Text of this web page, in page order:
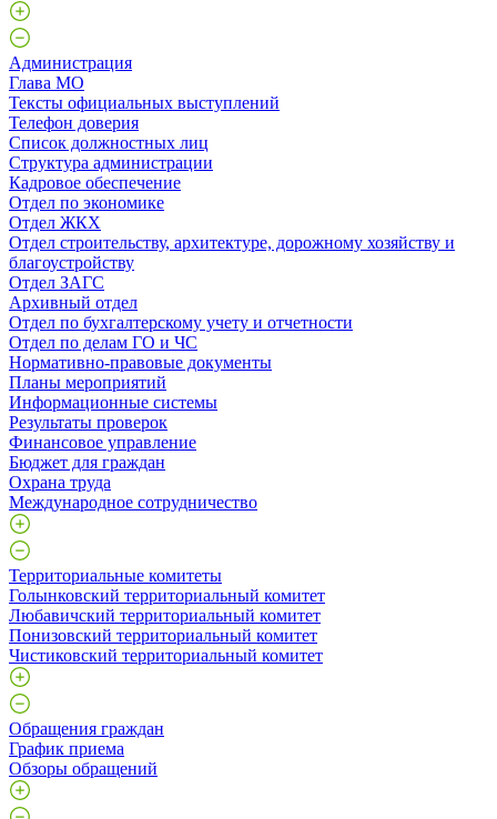
Администрация
Глава МО
Тексты официальных выступлений
Телефон доверия
Список должностных лиц
Структура администрации
Кадровое обеспечение
Отдел по экономике
Отдел ЖКХ
Отдел строительству, архитектуре, дорожному хозяйству и
благоустройству
Отдел ЗАГС
Архивный отдел
Отдел по бухгалтерскому учету и отчетности
Отдел по делам ГО и ЧС
Нормативно-правовые документы
Планы мероприятий
Информационные системы
Результаты проверок
Финансовое управление
Бюджет для граждан
Охрана труда
Международное сотрудничество
Территориальные комитеты
Голынковский территориальный комитет
Любавичский территориальный комитет
Понизовский территориальный комитет
Чистиковский территориальный комитет
Обращения граждан
График приема
Обзоры обращений